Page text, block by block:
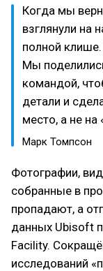
Когда мы
взглянули на
полной
Мы
командой,
детали и
место, а не на
Марк Томпсон
Фотографии,
собранные в
пропадают, а
данных Ubisoft
Facility.
исследований